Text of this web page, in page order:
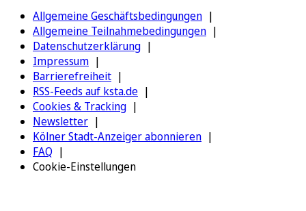
Allgemeine Geschäftsbedingungen
Allgemeine Teilnahmebedingungen
Datenschutzerklärung
Impressum
Barrierefreiheit
RSS-Feeds auf ksta.de
Cookies & Tracking
Newsletter
Kölner Stadt-Anzeiger abonnieren
FAQ
Cookie-Einstellungen